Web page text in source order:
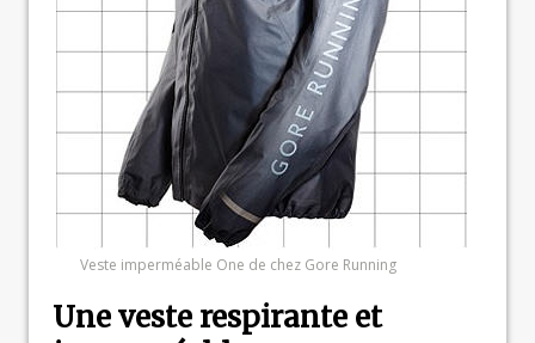
Veste imperméable One de chez Gore Running
Une veste respirante et